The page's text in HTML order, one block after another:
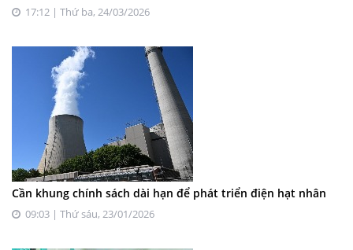
17:12 | Thứ ba, 24/03/2026
Cần khung chính sách dài hạn để phát triển điện hạt nhân
09:03 | Thứ sáu, 23/01/2026